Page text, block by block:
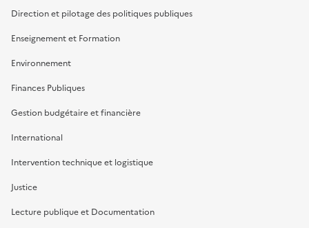
Direction et pilotage des politiques publiques
Enseignement et Formation
Environnement
Finances Publiques
Gestion budgétaire et financière
International
Intervention technique et logistique
Justice
Lecture publique et Documentation